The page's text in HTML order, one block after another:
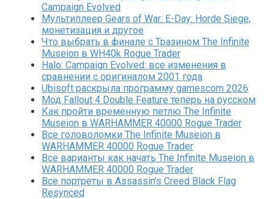
Campaign Evolved
Мультиплеер Gears of War: E-Day: Horde Siege,
монетизация и другое
Что выбрать в финале с Тразином The Infinite
Museion в WH40k Rogue Trader
Halo: Campaign Evolved: все изменения в
сравнении с оригиналом 2001 года
Ubisoft раскрыла программу gamescom 2026
Мод Fallout 4 Double Feature теперь на русском
Как пройти временную петлю The Infinite
Museion в WARHAMMER 40000 Rogue Trader
Все головоломки The Infinite Museion в
WARHAMMER 40000 Rogue Trader
Все варианты как начать The Infinite Museion в
WARHAMMER 40000 Rogue Trader
Все портреты в Assassin’s Creed Black Flag
Resynced